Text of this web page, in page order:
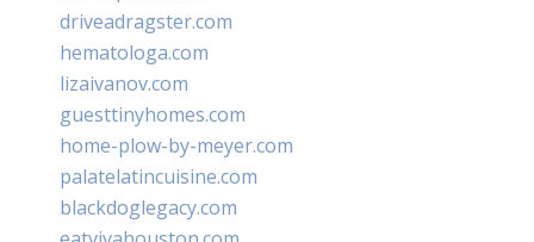
driveadragster.com
hematologa.com
lizaivanov.com
guesttinyhomes.com
home-plow-by-meyer.com
palatelatincuisine.com
blackdoglegacy.com